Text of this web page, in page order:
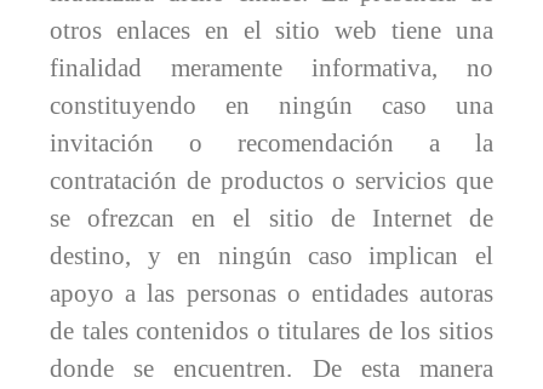
otros enlaces en el sitio web tiene una
finalidad meramente informativa, no
constituyendo en ningún caso una
invitación o recomendación a la
contratación de productos o servicios que
se ofrezcan en el sitio de Internet de
destino, y en ningún caso implican el
apoyo a las personas o entidades autoras
de tales contenidos o titulares de los sitios
donde se encuentren. De esta manera